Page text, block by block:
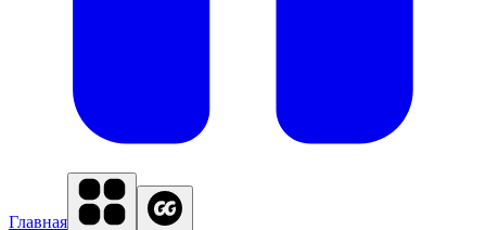
Главная